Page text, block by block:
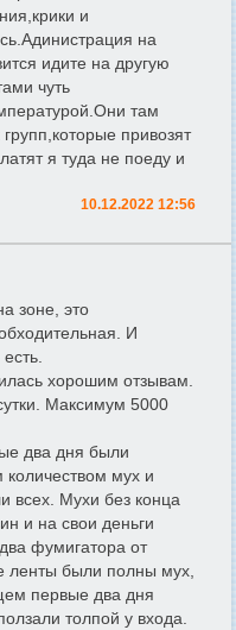
и
на
идите на другую
чуть
там
привозят
я туда не поеду и
10.12.2022 12:56
зоне, это
И
хорошим отзывам.
Максимум 5000
два дня были
мух и
всех. Мухи без конца
и на свои деньги
фумигатора от
ленты были полны мух,
первые два дня
толпой у входа.